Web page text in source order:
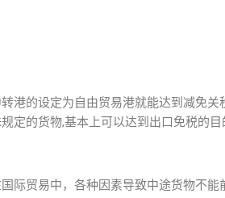
港的设定为自由贸易港就能达到减免
定的货物,基本上可以达到出口免税的目
际贸易中，各种因素导致中途货物不